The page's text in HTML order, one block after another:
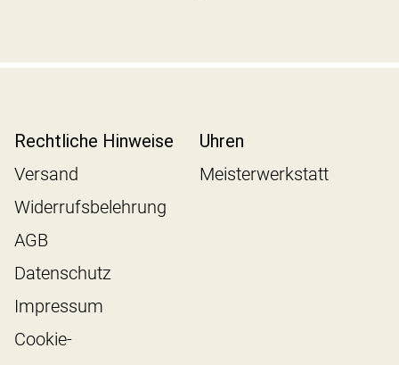
Rechtliche Hinweise
Versand
Widerrufsbelehrung
AGB
Datenschutz
Impressum
Cookie-
Uhren
Meisterwerkstatt